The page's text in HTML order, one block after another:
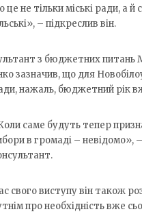
це не тільки міські ради, а й
– підкреслив він.
з бюджетних питань
зазначив, що для
нажаль, бюджетний рік
саме будуть тепер
в громаді – невідомо»,
свого виступу він також
про необхідність вже